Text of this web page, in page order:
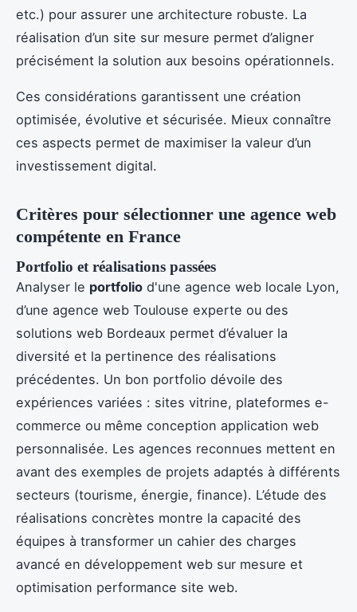
etc.) pour assurer une architecture robuste. La
réalisation d’un site sur mesure permet d’aligner
précisément la solution aux besoins opérationnels.
Ces considérations garantissent une création
optimisée, évolutive et sécurisée. Mieux connaître
ces aspects permet de maximiser la valeur d’un
investissement digital.
Critères pour sélectionner une agence web
compétente en France
Portfolio et réalisations passées
Analyser le portfolio d'une agence web locale Lyon,
d’une agence web Toulouse experte ou des
solutions web Bordeaux permet d’évaluer la
diversité et la pertinence des réalisations
précédentes. Un bon portfolio dévoile des
expériences variées : sites vitrine, plateformes e-
commerce ou même conception application web
personnalisée. Les agences reconnues mettent en
avant des exemples de projets adaptés à différents
secteurs (tourisme, énergie, finance). L’étude des
réalisations concrètes montre la capacité des
équipes à transformer un cahier des charges
avancé en développement web sur mesure et
optimisation performance site web.